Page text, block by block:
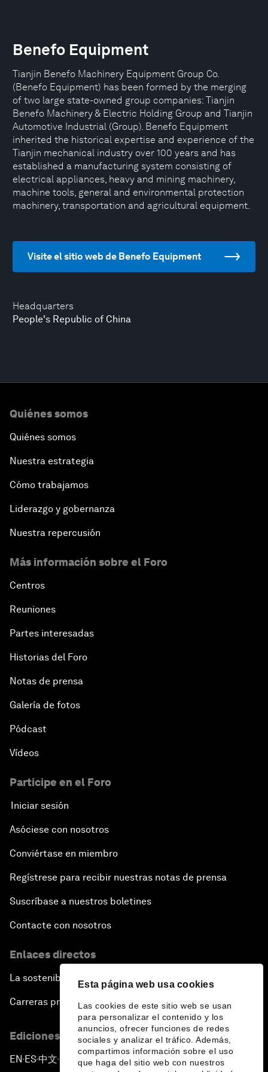
Esta página web usa cookies
Las cookies de este sitio web se usan
para personalizar el contenido y los
anuncios, ofrecer funciones de redes
sociales y analizar el tráfico. Además,
compartimos información sobre el uso
que haga del sitio web con nuestros
Headquarters
People's Republic of China
Benefo Equipment
Tianjin Benefo Machinery Equipment Group Co.
(Benefo Equipment) has been formed by the merging
of two large state-owned group companies: Tianjin
Benefo Machinery & Electric Holding Group and Tianjin
Automotive Industrial (Group). Benefo Equipment
inherited the historical expertise and experience of the
Tianjin mechanical industry over 100 years and has
established a manufacturing system consisting of
electrical appliances, heavy and mining machinery,
machine tools, general and environmental protection
machinery, transportation and agricultural equipment.
Visite el sitio web de Benefo Equipment
Quiénes somos
Quiénes somos
Nuestra estrategia
Cómo trabajamos
Liderazgo y gobernanza
Nuestra repercusión
Más información sobre el Foro
Centros
Reuniones
Partes interesadas
Historias del Foro
Notas de prensa
Galería de fotos
Pódcast
Vídeos
Participe en el Foro
Iniciar sesión
Asóciese con nosotros
Conviértase en miembro
Regístrese para recibir nuestras notas de prensa
Suscríbase a nuestros boletines
Contacte con nosotros
Enlaces directos
La sostenibilidad en el Foro
Carreras profesionales
Ediciones en otros idiomas
EN ▪ES▪中文▪ 日本語